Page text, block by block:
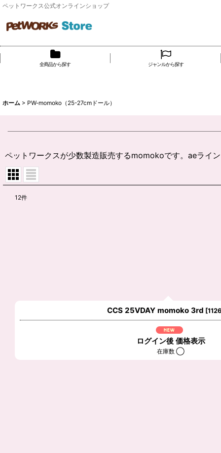
ペットワークス公式オンラインショップ
全商品から探す ジャンルから探す
ホーム > PW-momoko（25-27cmドール）
ペットワークスが少数製造販売するmomokoです。aeライン
12件
CCS 25VDAY momoko 3rd [
ログイン後 価格表示
在庫数 ◯